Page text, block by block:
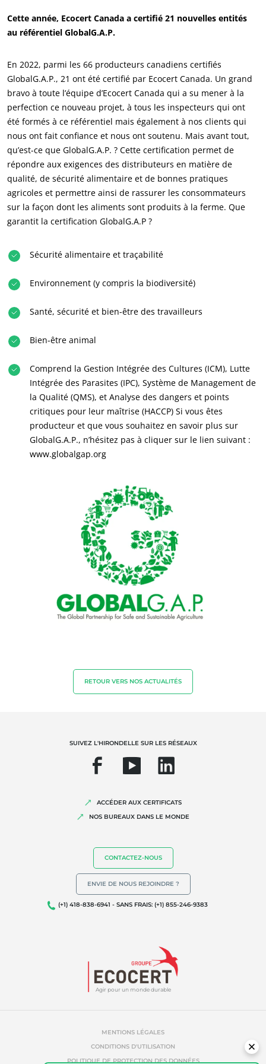
Actualités
Carrières
NOS ENGAGEMENTS RSE
Progresser avec nos équipes
S’investir pour notre environnement
Produits de la maison
Matériaux durables
Agriculture biologique
Qualité et securité alimentaire
Responsabilité sociétale des entreprises
Biodiversité et changement climatique
Cette année, Ecocert Canada a certifié 21 nouvelles entités
au référentiel GlobalG.A.P.
En 2022, parmi les 66 producteurs canadiens certifiés
GlobalG.A.P., 21 ont été certifié par Ecocert Canada. Un grand
bravo à toute l’équipe d’Ecocert Canada qui a su mener à la
perfection ce nouveau projet, à tous les inspecteurs qui ont
été formés à ce référentiel mais également à nos clients qui
nous ont fait confiance et nous ont soutenu. Mais avant tout,
qu’est-ce que GlobalG.A.P. ? Cette certification permet de
répondre aux exigences des distributeurs en matière de
qualité, de sécurité alimentaire et de bonnes pratiques
agricoles et permettre ainsi de rassurer les consommateurs
sur la façon dont les aliments sont produits à la ferme. Que
garantit la certification GlobalG.A.P ?
Sécurité alimentaire et traçabilité
Environnement (y compris la biodiversité)
Santé, sécurité et bien-être des travailleurs
Bien-être animal
Comprend la Gestion Intégrée des Cultures (ICM), Lutte
Intégrée des Parasites (IPC), Système de Management de
la Qualité (QMS), et Analyse des dangers et points
critiques pour leur maîtrise (HACCP) Si vous êtes
producteur et que vous souhaitez en savoir plus sur
GlobalG.A.P., n’hésitez pas à cliquer sur le lien suivant :
www.globalgap.org
RETOUR VERS NOS ACTUALITÉS
Agir pour un monde durable
SUIVEZ L'HIRONDELLE SUR LES RÉSEAUX
ACCÉDER AUX CERTIFICATS
NOS BUREAUX DANS LE MONDE
CONTACTEZ-NOUS
ENVIE DE NOUS REJOINDRE ?
(+1) 418-838-6941 - SANS FRAIS: (+1) 855-246-9383
MENTIONS LÉGALES
CONDITIONS D'UTILISATION
POLITIQUE DE PROTECTION DES DONNÉES